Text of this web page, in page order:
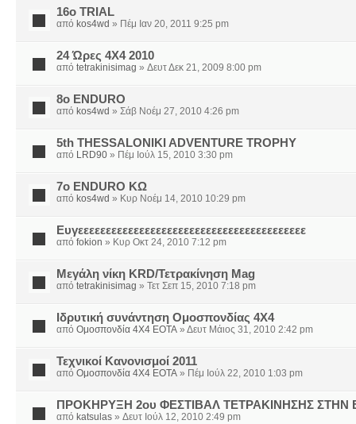
16ο TRIAL
από kos4wd » Πέμ Ιαν 20, 2011 9:25 pm
24 Ώρες 4Χ4 2010
από tetrakinisimag » Δευτ Δεκ 21, 2009 8:00 pm
8ο ENDURO
από kos4wd » Σάβ Νοέμ 27, 2010 4:26 pm
5th THESSALONIKI ADVENTURE TROPHY
από LRD90 » Πέμ Ιούλ 15, 2010 3:30 pm
7ο ENDURO ΚΩ
από kos4wd » Κυρ Νοέμ 14, 2010 10:29 pm
Ευγεεεεεεεεεεεεεεεεεεεεεεεεεεεεεεεεεεεεεεεεε
από fokion » Κυρ Οκτ 24, 2010 7:12 pm
Μεγάλη νίκη KRD/Τετρακίνηση Mag
από tetrakinisimag » Τετ Σεπ 15, 2010 7:18 pm
Ιδρυτική συνάντηση Ομοσπονδίας 4Χ4
από Ομοσπονδία 4Χ4 ΕΟΤΑ » Δευτ Μάιος 31, 2010 2:42 pm
Τεχνικοί Κανονισμοί 2011
από Ομοσπονδία 4Χ4 ΕΟΤΑ » Πέμ Ιούλ 22, 2010 1:03 pm
ΠΡΟΚΗΡΥΞΗ 2ου ΦΕΣΤΙΒΑΛ ΤΕΤΡΑΚΙΝΗΣΗΣ ΣΤΗΝ
από katsulas » Δευτ Ιούλ 12, 2010 2:49 pm